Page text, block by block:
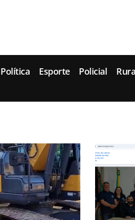
Política Esporte Policial